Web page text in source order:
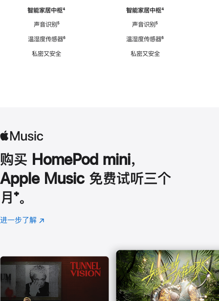
智能家居中枢脚
⁴
声音识别脚
⁵
温湿度传感器脚
⁶
私密又安全
智能家居中枢脚
⁴
声音识别脚
⁵
温湿度传感器脚
⁶
私密又安全
购买 HomePod mini，
Apple Music 免费试听三个
月 脚
注
⁺。
进一步了解 Apple
(在
口
中
打
开)